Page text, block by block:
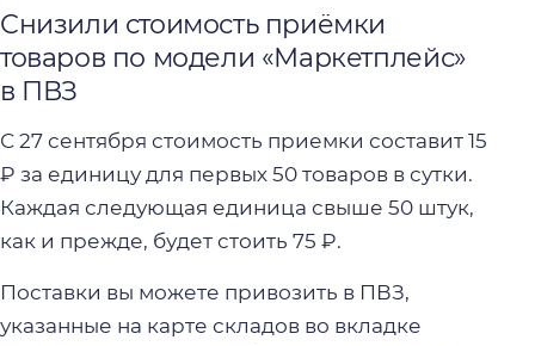
Снизили стоимость приёмки
товаров по модели «Маркетплейс»
в ПВЗ
С 27 сентября стоимость приемки составит 15
₽ за единицу для первых 50 товаров в сутки.
Каждая следующая единица свыше 50 штук,
как и прежде, будет стоить 75 ₽.
Поставки вы можете привозить в ПВЗ,
указанные на карте складов во вкладке